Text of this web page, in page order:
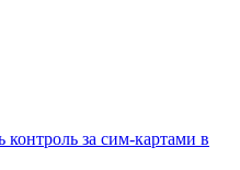
за сим-картами в